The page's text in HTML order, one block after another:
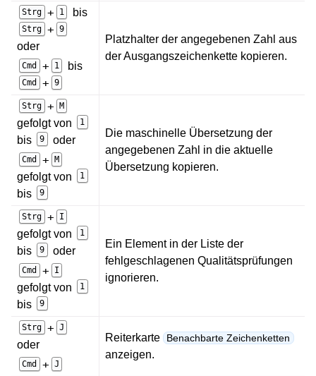
Strg + 1 bis
Strg + 9
oder
Cmd + 1 bis
Cmd + 9
Platzhalter der angegebenen Zahl aus
der Ausgangszeichenkette kopieren.
Strg + M
gefolgt von 1
bis 9 oder
Cmd + M
gefolgt von 1
bis 9
Die maschinelle Übersetzung der
angegebenen Zahl in die aktuelle
Übersetzung kopieren.
Strg + I
gefolgt von 1
bis 9 oder
Cmd + I
gefolgt von 1
bis 9
Ein Element in der Liste der
fehlgeschlagenen Qualitätsprüfungen
ignorieren.
Strg + J
oder
Cmd + J
Reiterkarte Benachbarte Zeichenketten
anzeigen.